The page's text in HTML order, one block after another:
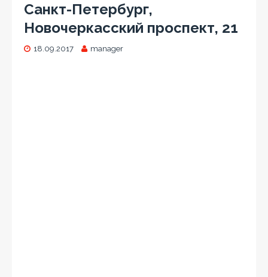
Санкт-Петербург,
Новочеркасский проспект, 21
18.09.2017 manager